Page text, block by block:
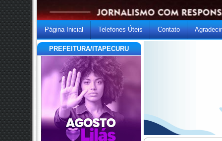
Página Inicial Telefones Úteis Contato
PREFEITURA/ITAPECURU